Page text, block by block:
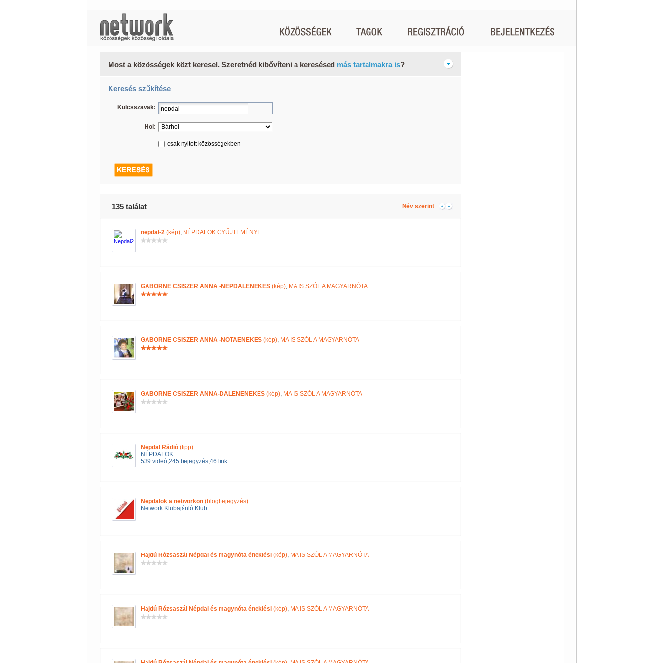
Most a közösségek közt keresel. Szeretnéd kibővíteni a keresésed más tartalmakra is?
Keresés szűkítése
Kulcsszavak:
Hol:
csak nyitott közösségekben
135 találat Név szerint
nepdal-2(kép), NÉPDALOK GYŰJTEMÉNYE
GABORNE CSISZER ANNA -NEPDALENEKES(kép), MA IS SZÓL A MAGYARNÓTA
GABORNE CSISZER ANNA -NOTAENEKES(kép), MA IS SZÓL A MAGYARNÓTA
GABORNE CSISZER ANNA-DALENENEKES(kép), MA IS SZÓL A MAGYARNÓTA
Népdal Rádió(tipp)
NÉPDALOK
539 videó,245 bejegyzés,46 link
Népdalok a networkon(blogbejegyzés)
Network Klubajánló Klub
Hajdú Rózsaszál Népdal és magynóta éneklési(kép), MA IS SZÓL A MAGYARNÓTA
Hajdú Rózsaszál Népdal és magynóta éneklési(kép), MA IS SZÓL A MAGYARNÓTA